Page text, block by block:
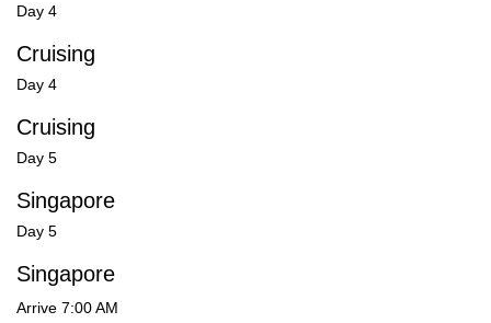
Day 4
Cruising
Day 4
Cruising
Day 5
Singapore
Day 5
Singapore
Arrive 7:00 AM